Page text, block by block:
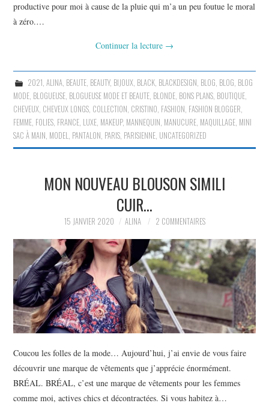
productive pour moi à cause de la pluie qui m’a un peu foutue le moral
à zéro.…
Continuer la lecture →
2021, ALINA, BEAUTE, BEAUTY, BIJOUX, BLACK, BLACKDESIGN, BLOG, BLOG, BLOG
MODE, BLOGUEUSE, BLOGUEUSE MODE ET BEAUTE, BLONDE, BONS PLANS, BOUTIQUE,
CHEVEUX, CHEVEUX LONGS, COLLECTION, CRISTINO, FASHION, FASHION BLOGGER,
FEMME, FOLIES, FRANCE, LUXE, MAKEUP, MANNEQUIN, MANUCURE, MAQUILLAGE, MINI
SAC À MAIN, MODEL, PANTALON, PARIS, PARISIENNE, UNCATEGORIZED
MON NOUVEAU BLOUSON SIMILI
CUIR…
15 JANVIER 2020 ALINA 2 COMMENTAIRES
Coucou les folles de la mode… Aujourd’hui, j’ai envie de vous faire
découvrir une marque de vêtements que j’apprécie énormément.
BRÉAL. BRÉAL, c’est une marque de vêtements pour les femmes
comme moi, actives chics et décontractées. Si vous habitez à…